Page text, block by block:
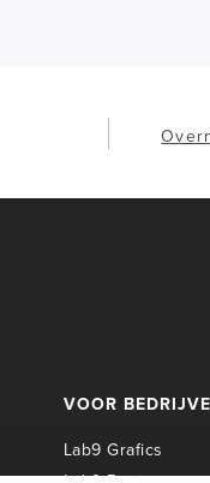
VOOR
Lab9 Grafics